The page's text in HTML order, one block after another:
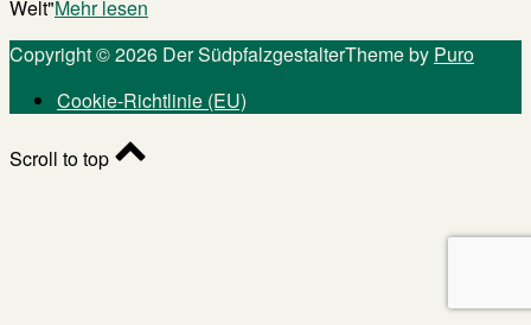
Welt"Mehr lesen
Copyright © 2026 Der SüdpfalzgestalterTheme by Puro
Cookie-Richtlinie (EU)
Scroll to top